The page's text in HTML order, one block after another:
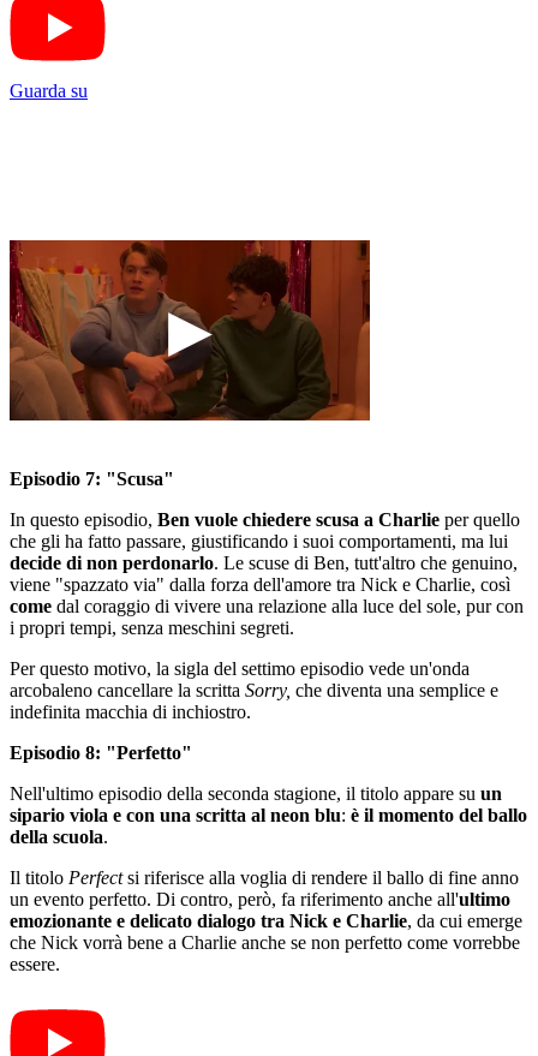
Guarda su
Episodio 7: "Scusa"
In questo episodio, Ben vuole chiedere scusa a Charlie per quello
che gli ha fatto passare, giustificando i suoi comportamenti, ma lui
decide di non perdonarlo. Le scuse di Ben, tutt'altro che genuino,
viene "spazzato via" dalla forza dell'amore tra Nick e Charlie, così
come dal coraggio di vivere una relazione alla luce del sole, pur con
i propri tempi, senza meschini segreti.
Per questo motivo, la sigla del settimo episodio vede un'onda
arcobaleno cancellare la scritta Sorry, che diventa una semplice e
indefinita macchia di inchiostro.
Episodio 8: "Perfetto"
Nell'ultimo episodio della seconda stagione, il titolo appare su un
sipario viola e con una scritta al neon blu: è il momento del ballo
della scuola.
Il titolo Perfectsi riferisce alla voglia di rendere il ballo di fine anno
un evento perfetto. Di contro, però, fa riferimento anche all'ultimo
emozionante e delicato dialogo tra Nick e Charlie, da cui emerge
che Nick vorrà bene a Charlie anche se non perfetto come vorrebbe
essere.